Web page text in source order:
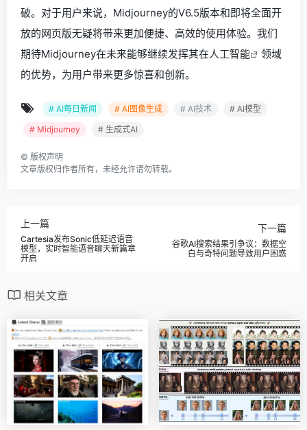
破。对于用户来说，Midjourney的V6.5版本和即将全面开
放的网页版无疑将带来更加便捷、高效的使用体验。我们
期待Midjourney在未来能够继续发挥其在人工智能
领域
的优势，为用户带来更多惊喜和创新。
# AI每日新闻 # AI图像生成 # AI技术
# AI模型
# Midjourney
# 生成式AI
© 版权声明
文章版权归作者所有，未经允许请勿转载。
上一篇
Cartesia发布Sonic低延迟语音
模型，实时智能语音聊天新篇章
开启
下一篇
谷歌AI搜索结果引争议：数据空
白与奇特问题导致用户困惑
相关文章